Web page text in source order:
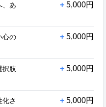
、あ
+ 5,000円
心の + 5,000円
択肢
+ 5,000円
さ + 5,000円